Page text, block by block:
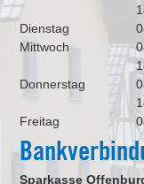
Dienstag
Mittwoch
Donnerstag
Freitag
Sparkasse